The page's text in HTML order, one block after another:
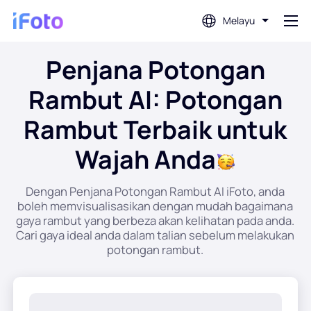
Melayu
Log masuk
Editor Foto AI
Pembuang Latar Belakang
Penambah Foto
Pembuat Gambar Profil
Penjana Potongan
Rambut AI: Potongan
Rambut Terbaik untuk
Wajah Anda
Dengan Penjana Potongan Rambut AI iFoto, anda
boleh memvisualisasikan dengan mudah bagaimana
gaya rambut yang berbeza akan kelihatan pada anda.
Cari gaya ideal anda dalam talian sebelum melakukan
potongan rambut.